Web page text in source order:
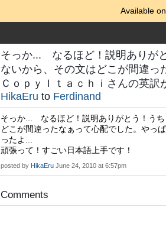
Available on
そっか... なるほど！説明ありが
ないから、その文はどこが間違っ
ＣｏｐｙＩｔａｃｈｉさんの英
HikaEru to Ferdinand
そっか... なるほど！説明ありがとう！う
どこが間違ったなぁって心配でした。やっ
ったよ...
頑張って！すごい日本語上手です！
posted by HikaEru June 24, 2010 at 6:57pm
Comments